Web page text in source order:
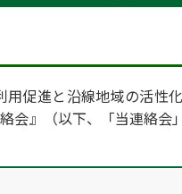
促進と沿線地域の活性
会』（以下、「当連絡会